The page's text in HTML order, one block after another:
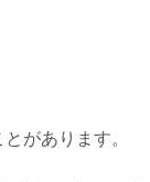
があります。